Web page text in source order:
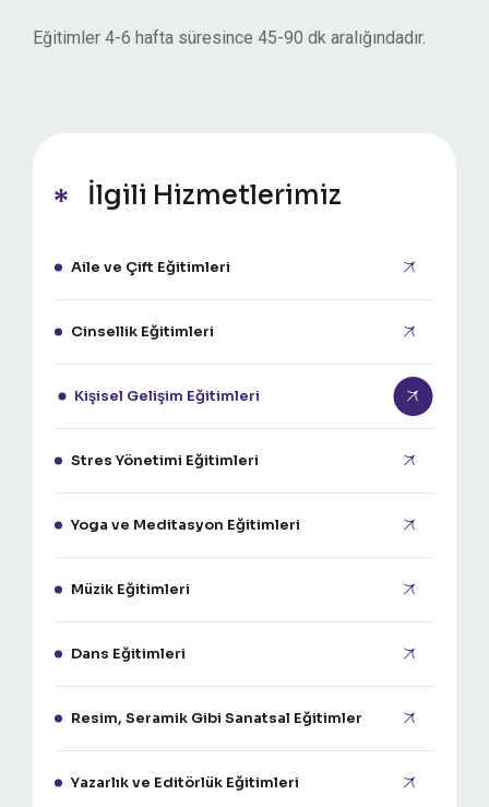
Eğitimler 4-6 hafta süresince 45-90 dk aralığındadır.
İlgili Hizmetlerimiz
Aile ve Çift Eğitimleri
Cinsellik Eğitimleri
Kişisel Gelişim Eğitimleri
Stres Yönetimi Eğitimleri
Yoga ve Meditasyon Eğitimleri
Müzik Eğitimleri
Dans Eğitimleri
Resim, Seramik Gibi Sanatsal Eğitimler
Yazarlık ve Editörlük Eğitimleri